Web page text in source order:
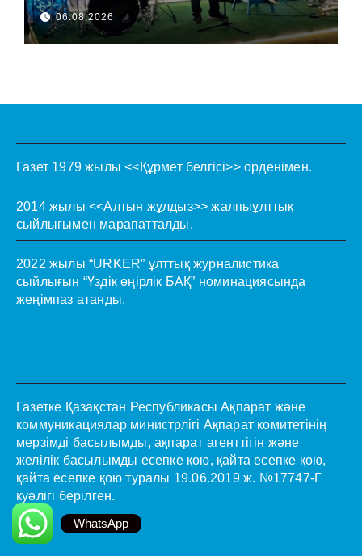
06.08.2026
Газет 1979 жылы <<Құрмет белгісі>> орденімен.
2014 жылы <<Алтын жұлдыз>> жалпыұлттық
сыйлығымен марапатталды.
2022 жылы “URKER” ұлттық журналистика
сыйлығын “Үздік өңірлік БАҚ” номинациясында
жеңімпаз атанды.
Газетке Қазақстан Республикасы Ақпарат және
коммуникациялар министрлігі Ақпарат комитетінің
мерзімді басылымды, ақпарат агенттігін және
желілік басылымды есепке қою, қайта есепке қою,
қайта есепке қою туралы 19.06.2019 ж. №17747-Г
куәлігі берілген.
WhatsApp